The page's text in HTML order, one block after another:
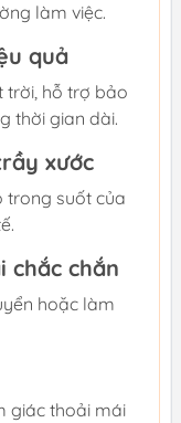
làm việc.
quả
trời, hỗ trợ bảo
thời gian dài.
xước
trong suốt của
chắc chắn
hoặc làm
giác thoải mái